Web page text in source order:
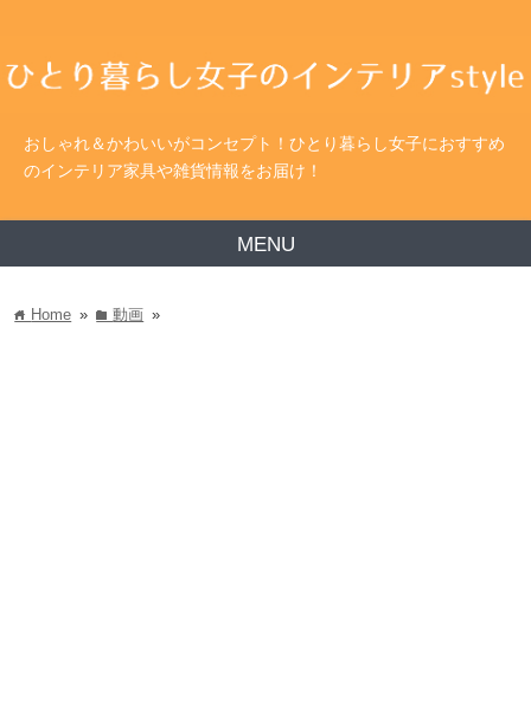
おしゃれ＆かわいいがコンセプト！ひとり暮らし女子におすすめ
のインテリア家具や雑貨情報をお届け！
MENU
home Home » folder動画 »